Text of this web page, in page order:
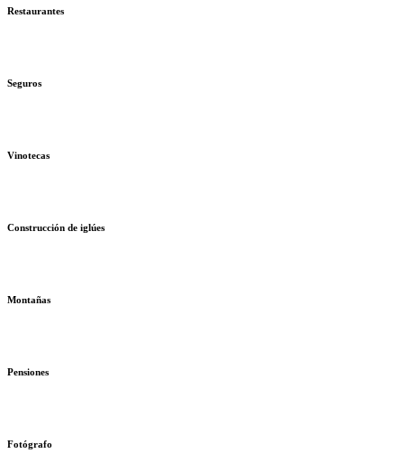
Restaurantes
Seguros
Vinotecas
Construcción de iglúes
Montañas
Pensiones
Fotógrafo